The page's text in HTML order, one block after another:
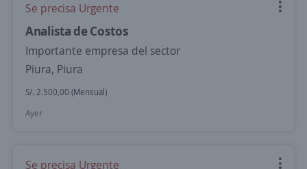
Se precisa Urgente
Analista de Costos
Importante empresa del sector
Piura, Piura
S/. 2.500,00 (Mensual)
Ayer
Se precisa Urgente